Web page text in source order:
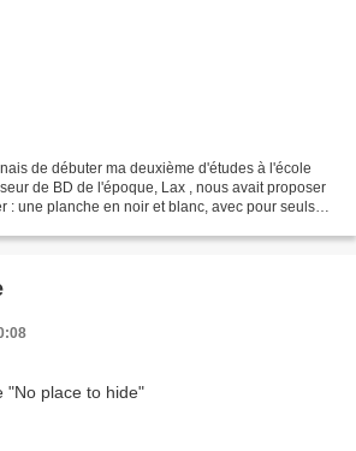
de débuter ma deuxième d'études à l'école
de BD de l'époque, Lax , nous avait proposer
: une planche en noir et blanc, avec pour seuls